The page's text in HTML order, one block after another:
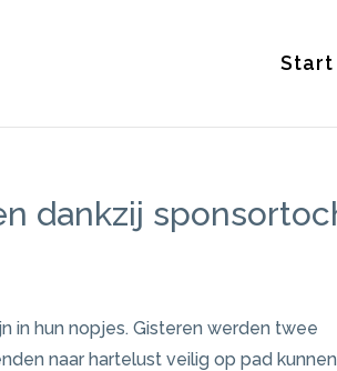
Start
dankzij
in hun nopjes. Gisteren werden twee
naar hartelust veilig op pad